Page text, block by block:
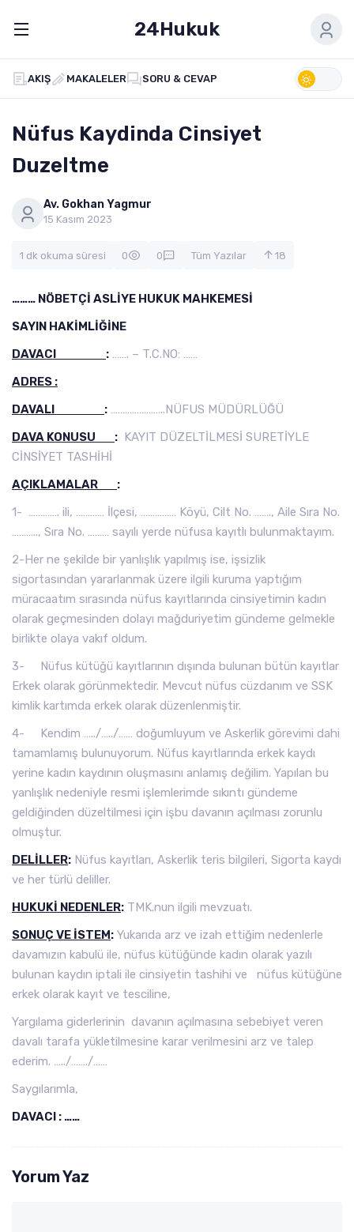
24Hukuk
AKIŞ MAKALELER SORU & CEVAP
Nüfus Kaydinda Cinsiyet
Duzeltme
Av. Gokhan Yagmur
15 Kasım 2023
1 dk okuma süresi 0 0 Tüm Yazılar 18
……… NÖBETÇİ ASLİYE HUKUK MAHKEMESİ
SAYIN HAKİMLİĞİNE
DAVACI : ……. – T.C.NO: ……
ADRES :
DAVALI : …………………..NÜFUS MÜDÜRLÜĞÜ
DAVA KONUSU : KAYIT DÜZELTİLMESİ SURETİYLE
CİNSİYET TASHİHİ
AÇIKLAMALAR :
1- …………. ili, ………… İlçesi, …………… Köyü, Cilt No. ……., Aile Sıra No.
……….., Sıra No. ……… sayılı yerde nüfusa kayıtlı bulunmaktayım.
2-Her ne şekilde bir yanlışlık yapılmış ise, işsizlik
sigortasından yararlanmak üzere ilgili kuruma yaptığım
müracaatım sırasında nüfus kayıtlarında cinsiyetimin kadın
olarak geçmesinden dolayı mağduriyetim gündeme gelmekle
birlikte olaya vakıf oldum.
3- Nüfus kütüğü kayıtlarının dışında bulunan bütün kayıtlar
Erkek olarak görünmektedir. Mevcut nüfus cüzdanım ve SSK
kimlik kartımda erkek olarak düzenlenmiştir.
4- Kendim …../…../…… doğumluyum ve Askerlik görevimi dahi
tamamlamış bulunuyorum. Nüfus kayıtlarında erkek kaydı
yerine kadın kaydının oluşmasını anlamış değilim. Yapılan bu
yanlışlık nedeniyle resmi işlemlerimde sıkıntı gündeme
geldiğinden düzeltilmesi için işbu davanın açılması zorunlu
olmuştur.
DELİLLER: Nüfus kayıtları, Askerlik teris bilgileri, Sigorta kaydı
ve her türlü deliller.
HUKUKİ NEDENLER: TMK.nun ilgili mevzuatı.
SONUÇ VE İSTEM: Yukarıda arz ve izah ettiğim nedenlerle
davamızın kabulü ile, nüfus kütüğünde kadın olarak yazılı
bulunan kaydın iptali ile cinsiyetin tashihi ve nüfus kütüğüne
erkek olarak kayıt ve tesciline,
Yargılama giderlerinin davanın açılmasına sebebiyet veren
davalı tarafa yükletilmesine karar verilmesini arz ve talep
ederim. …../……./……
Saygılarımla,
DAVACI : ……
Yorum Yaz